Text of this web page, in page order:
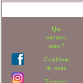
Qui
sommes-
nous ?
Condition
de vente
Transport